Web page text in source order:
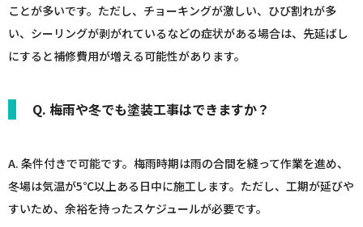
ことが多いです。ただし、チョーキングが激しい、ひび割れが多
い、シーリングが剥がれているなどの症状がある場合は、先延ばし
にすると補修費用が増える可能性があります。
Q. 梅雨や冬でも塗装工事はできますか？
A. 条件付きで可能です。梅雨時期は雨の合間を縫って作業を進め、
冬場は気温が5℃以上ある日中に施工します。ただし、工期が延びや
すいため、余裕を持ったスケジュールが必要です。